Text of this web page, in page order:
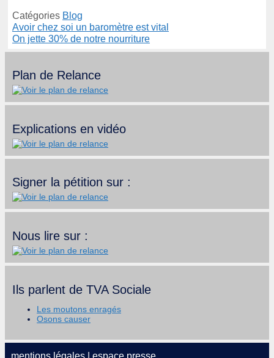
Catégories Blog
Avoir chez soi un baromètre est vital
On jette 30% de notre nourriture
Plan de Relance
Explications en vidéo
Signer la pétition sur :
Nous lire sur :
Ils parlent de TVA Sociale
Les moutons enragés
Osons causer
mentions légales espace presse